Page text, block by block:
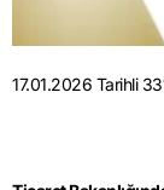
17.01.2026 Tarihli